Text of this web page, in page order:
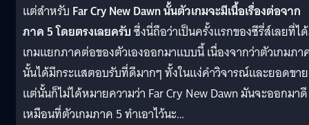
แต่สำหรับ Far Cry New Dawn นั้นตัวเกมจะมีเนื้อเรื่องต่อจาก
ภาค 5 โดยตรงเลยครับซึ่งนี่ถือว่าเป็นครั้งแรกของซีรี่ส์เลยที่ไ
เกมแยกภาคต่อของตัวเองออกมาแบบนี้ เนื่องจากว่าตัวเกมภา
นั้นได้มีกระแสตอบรับที่ดีมากๆ ทั้งในแง่คำวิจารณ์และยอดขาย
แต่นั้นก็ไม่ได้หมายความว่า Far Cry New Dawn มันจะออกมาดี
เหมือนที่ตัวเกมภาค 5 ทำเอาไว้นะ…